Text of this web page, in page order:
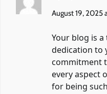
August 19, 2025
Your blog is
dedication to
commitment
every aspect
for being